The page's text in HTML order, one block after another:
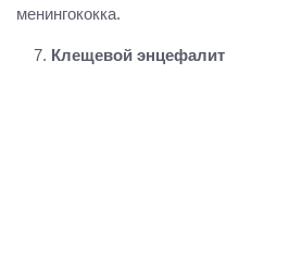
менингококка.
Клещевой энцефалит